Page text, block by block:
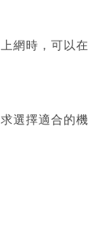
網時，可以在
選擇適合的機